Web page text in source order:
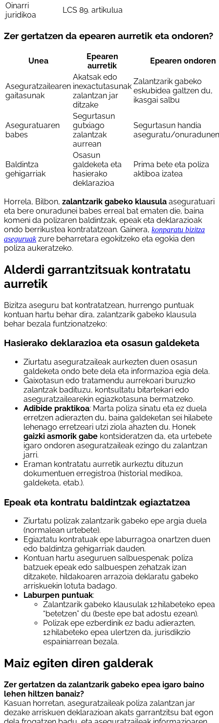
Oinarri
juridikoa
LCS 89. artikulua
Zer gertatzen da epearen aurretik eta ondoren?
Unea
Epearen
aurretik
Epearen ondoren
Aseguratzailearen
gaitasunak
Akatsak edo
inexactutasunak
zalantzan jar
ditzake
Zalantzarik gabeko
eskubidea galtzen du,
ikasgai salbu
Aseguratuaren
babes
Segurtasun
gutxiago
zalantzak
aurrean
Segurtasun handia
aseguratu/
Baldintza
gehigarriak
Osasun
galdeketa eta
hasierako
deklarazioa
Prima bete eta poliza
aktiboa izatea
Horrela, Bilbon, zalantzarik gabeko klausula aseguratuari
eta bere onuradunei babes erreal bat ematen die, baina
komeni da polizaren baldintzak, epeak eta deklarazioak
ondo berrikustea kontratatzean. Gainera, konparatu bizitza
aseguruakzure beharretara egokitzeko eta egokia den
poliza aukeratzeko.
Alderdi garrantzitsuak kontratatu
aurretik
Bizitza aseguru bat kontratatzean, hurrengo puntuak
kontuan hartu behar dira, zalantzarik gabeko klausula
behar bezala funtzionatzeko:
Hasierako deklarazioa eta osasun galdeketa
Ziurtatu aseguratzaileak aurkezten duen osasun
galdeketa ondo bete dela eta informazioa egia dela.
Gaixotasun edo tratamendu aurrekoari buruzko
zalantzak badituzu, kontsultatu bitartekari edo
aseguratzailearekin egiazkotasuna bermatzeko.
Adibide praktikoa: Marta poliza sinatu eta ez duela
erretzen adierazten du, baina galdeketan sei hilabete
lehenago erretzeari utzi ziola ahazten du. Honek
gaizki asmorik gabe kontsideratzen da, eta urtebete
igaro ondoren aseguratzaileak ezingo du zalantzan
jarri.
Eraman kontratatu aurretik aurkeztu dituzun
dokumentuen erregistroa (historial medikoa,
galdeketa, etab.).
Epeak eta kontratu baldintzak egiaztatzea
Ziurtatu polizak zalantzarik gabeko epe argia duela
(normalean urtebete).
Egiaztatu kontratuak epe laburragoa onartzen duen
edo baldintza gehigarriak dauden.
Kontuan hartu aseguruen salbuespenak: poliza
batzuek epeak edo salbuespen zehatzak izan
ditzakete, hildakoaren arrazoia deklaratu gabeko
arriskuekin lotuta badago.
Laburpen puntuak:
Zalantzarik gabeko klausulak 12 hilabeteko epea
“betetzen” du (beste epe bat adostu ezean).
Polizak epe ezberdinik ez badu adierazten,
12 hilabeteko epea ulertzen da, jurisdikzio
espainiarrean bezala.
Maiz egiten diren galderak
Zer gertatzen da zalantzarik gabeko epea igaro baino
lehen hiltzen banaiz?
Kasuan horretan, aseguratzaileak poliza zalantzan jar
dezake arriskuen deklarazioan akats garrantzitsu bat egon